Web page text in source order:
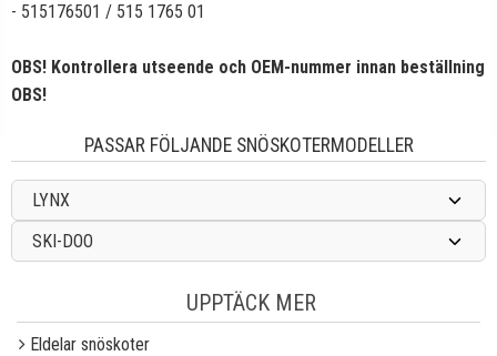
- 515176501 / 515 1765 01
OBS! Kontrollera utseende och OEM-nummer innan beställning
OBS!
PASSAR FÖLJANDE SNÖSKOTERMODELLER
LYNX
SKI-DOO
UPPTÄCK MER
Eldelar snöskoter